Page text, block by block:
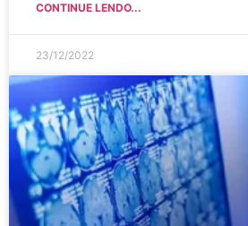
CONTINUE LENDO...
23/12/2022